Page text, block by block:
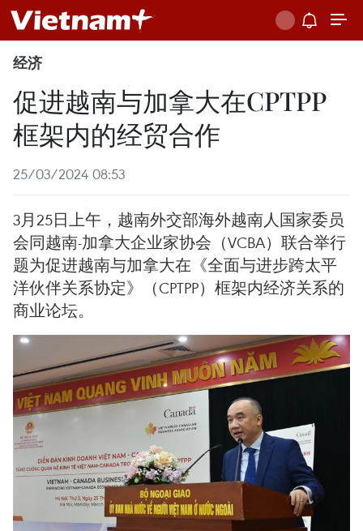
经济
促进越南与加拿大在CPTPP
框架内的经贸合作
25/03/2024 08:53
3月25日上午，越南外交部海外越南人国家委员
会同越南-加拿大企业家协会（VCBA）联合举行
题为促进越南与加拿大在《全面与进步跨太平
洋伙伴关系协定》（CPTPP）框架内经济关系的
商业论坛。